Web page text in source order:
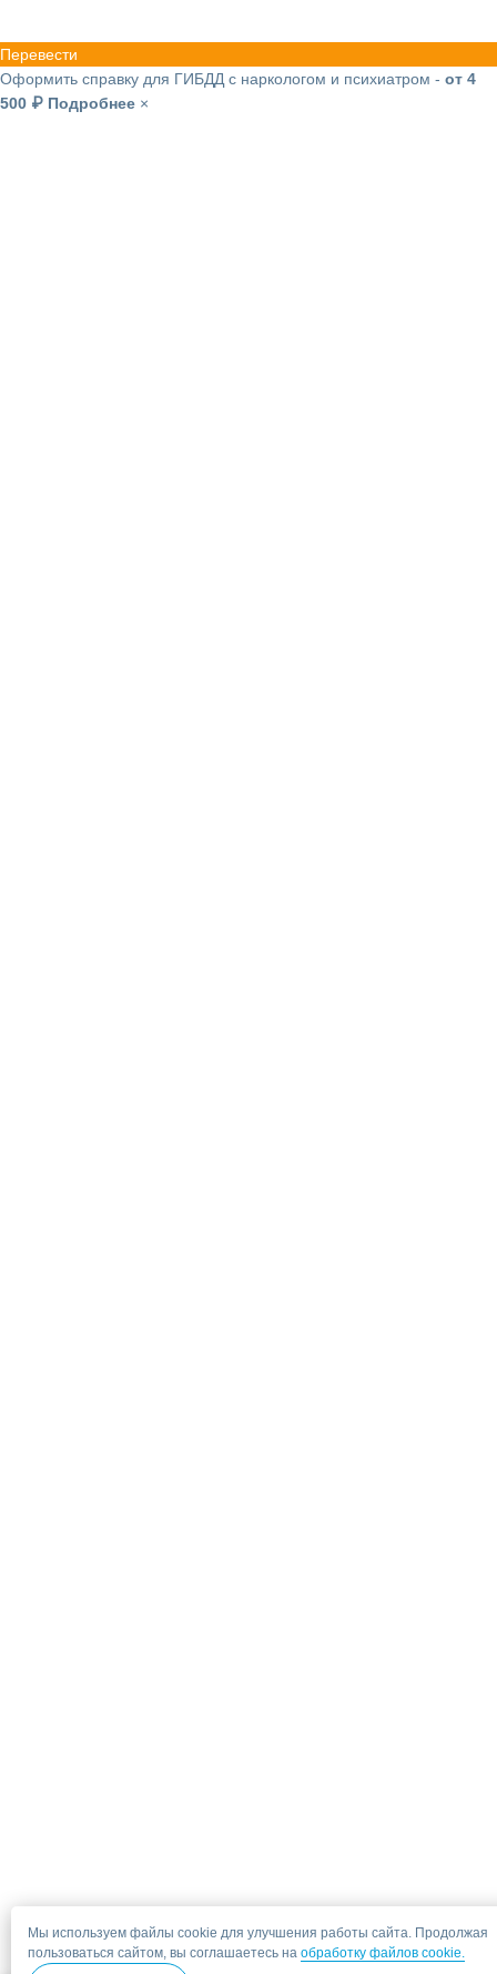
Перевести
Оформить справку для ГИБДД с наркологом и психиатром - от 4
500 ₽ Подробнее ×
Мы используем файлы cookie для улучшения работы сайта. Продолжая
пользоваться сайтом, вы соглашаетесь на обработку файлов cookie.